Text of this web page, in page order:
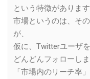
という特徴があります
市場というのは、そ
が、
仮に、Twitterユーザ
どんどんフォローし
「市場内のリーチ率」